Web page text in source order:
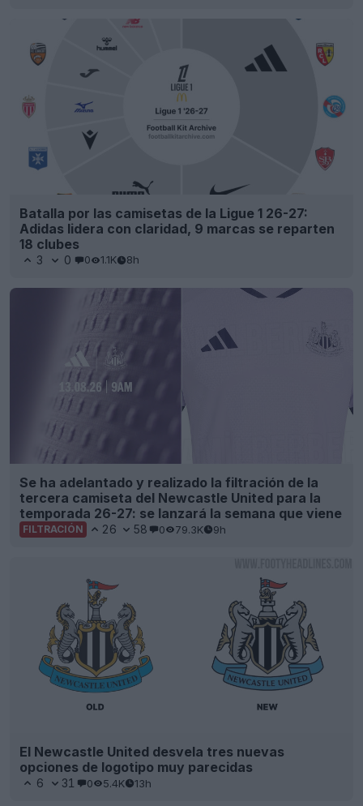
Batalla por las camisetas de la Ligue 1 26-27:
Adidas lidera con claridad, 9 marcas se reparten
18 clubes
3 0 0 1.1K 8h
Se ha adelantado y realizado la filtración de la
tercera camiseta del Newcastle United para la
temporada 26-27: se lanzará la semana que viene
FILTRACIÓN 26 58 0 79.3K 9h
El Newcastle United desvela tres nuevas
opciones de logotipo muy parecidas
6 31 0 5.4K 13h